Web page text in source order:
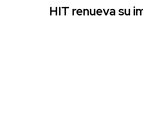
HIT renueva su